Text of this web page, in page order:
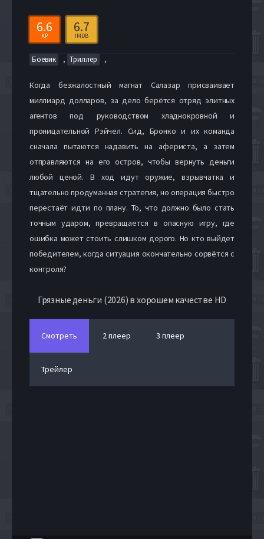
6.6
KP
6.7
IMDB
Боевик , Триллер ,
Когда безжалостный магнат Салазар присваивает
миллиард долларов, за дело берётся отряд элитных
агентов под руководством хладнокровной и
проницательной Рэйчел. Сид, Бронко и их команда
сначала пытаются надавить на афериста, а затем
отправляются на его остров, чтобы вернуть деньги
любой ценой. В ход идут оружие, взрывчатка и
тщательно продуманная стратегия, но операция быстро
перестаёт идти по плану. То, что должно было стать
точным ударом, превращается в опасную игру, где
ошибка может стоить слишком дорого. Но кто выйдет
победителем, когда ситуация окончательно сорвётся с
контроля?
Грязные деньги (2026) в хорошем качестве HD
Смотреть 2 плеер 3 плеер
Трейлер